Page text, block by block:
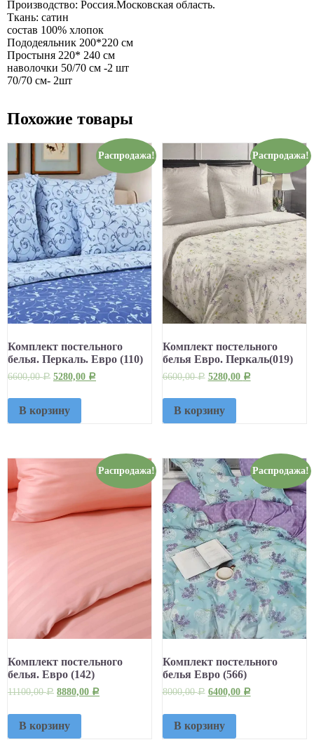
Производство: Россия.Московская область.
Ткань: сатин
состав 100% хлопок
Пододеяльник 200*220 см
Простыня 220* 240 см
наволочки 50/70 см -2 шт
70/70 см- 2шт
Похожие товары
Распродажа!
Комплект постельного
белья. Перкаль. Евро (110)
6600,00Р 5280,00 Р
В корзину
Распродажа!
Комплект постельного
белья Евро. Перкаль(019)
6600,00Р 5280,00 Р
В корзину
Распродажа!
Комплект постельного
белья. Евро (142)
11100,00Р 8880,00 Р
В корзину
Распродажа!
Комплект постельного
белья Евро (566)
8000,00Р 6400,00 Р
В корзину